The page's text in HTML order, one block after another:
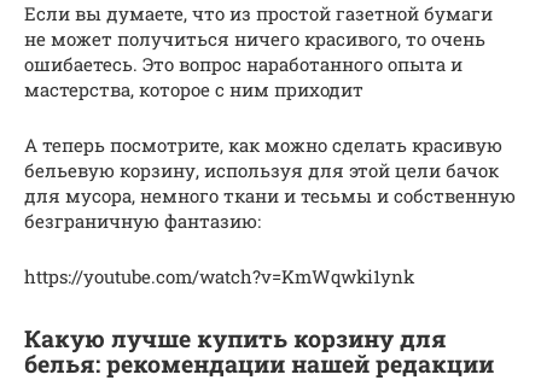
Если вы думаете, что из простой газетной бумаги
не может получиться ничего красивого, то очень
ошибаетесь. Это вопрос наработанного опыта и
мастерства, которое с ним приходит
А теперь посмотрите, как можно сделать красивую
бельевую корзину, используя для этой цели бачок
для мусора, немного ткани и тесьмы и собственную
безграничную фантазию:
https://youtube.com/watch?v=KmWqwki1ynk
Какую лучше купить корзину для
белья: рекомендации нашей редакции